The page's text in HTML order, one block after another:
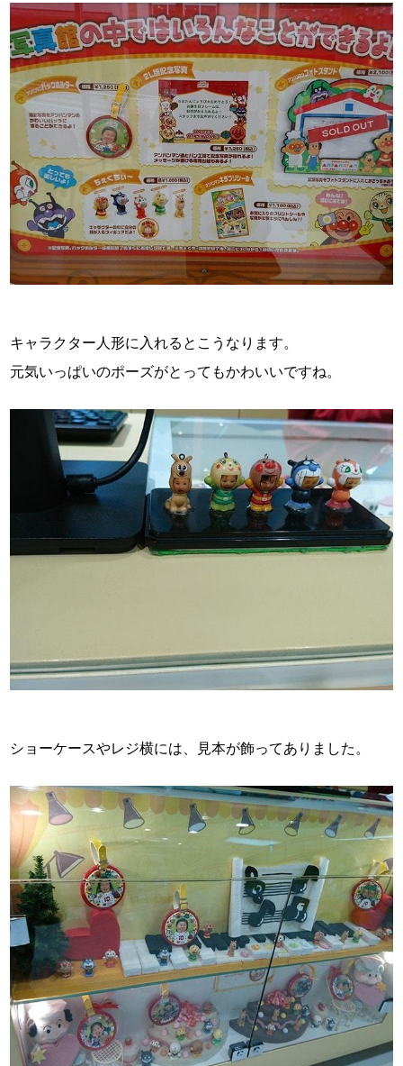
キャラクター人形に入れるとこうなります。
元気いっぱいのポーズがとってもかわいいですね。
ショーケースやレジ横には、見本が飾ってありました。